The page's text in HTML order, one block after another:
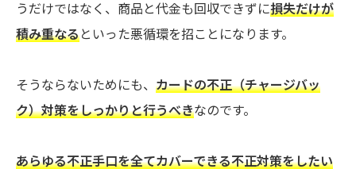
うだけではなく、商品と代金も回収できずに損失だけが
積み重なるといった悪循環を招ことになります。
そうならないためにも、 カードの不正（チャージバッ
ク）対策をしっかりと行うべきなのです。
あらゆる不正手口を全てカバーできる不正対策をしたい